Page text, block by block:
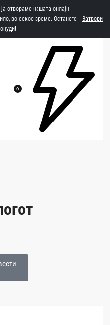
отвораме нашата онлајн
во секое време. Останете
Затвори
0